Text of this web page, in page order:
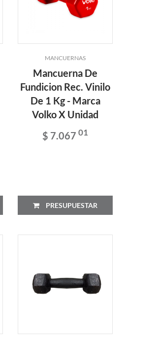
MANCUERNAS
Mancuerna De
Fundicion Rec. Vinilo
De 1 Kg - Marca
Volko X Unidad
$ 7.06701
PRESUPUESTAR